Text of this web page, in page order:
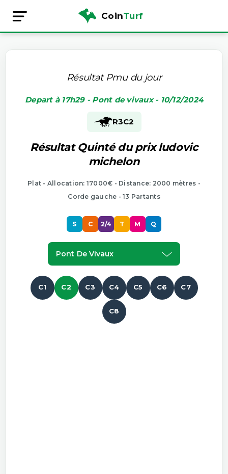
CoinTurf
Résultat Pmu du jour
Depart à 17h29 - Pont de vivaux - 10/12/2024
R3C2
Résultat Quinté du prix ludovic
michelon
Plat - Allocation: 17000€ - Distance: 2000 mètres -
Corde gauche - 13 Partants
S C 2/4 T M Q
Pont De Vivaux
C1 C2 C3 C4 C5 C6 C7
C8